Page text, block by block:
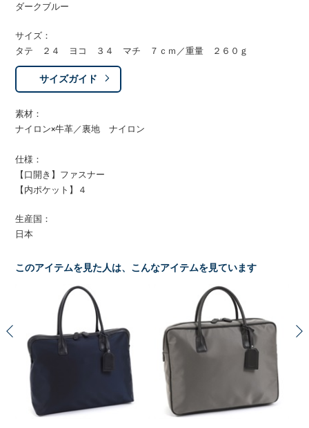
ダークブルー
サイズ：
タテ ２４ ヨコ ３４ マチ ７ｃｍ／重量 ２６０ｇ
サイズガイド
素材：
ナイロン×牛革／裏地 ナイロン
仕様：
【口開き】ファスナー
【内ポケット】４
生産国：
日本
このアイテムを見た人は、こんなアイテムを見ています